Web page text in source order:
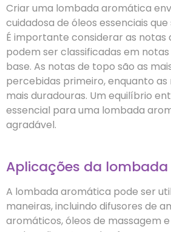
Criar uma lombada aromática
cuidadosa de óleos essenciais
É importante considerar as notas
podem ser classificadas em
base. As notas de topo são as
percebidas primeiro, enquanto as
mais duradouras. Um equilíbrio
essencial para uma lombada
agradável.
Aplicações da
A lombada aromática pode ser
maneiras, incluindo difusores de
aromáticos, óleos de massagem